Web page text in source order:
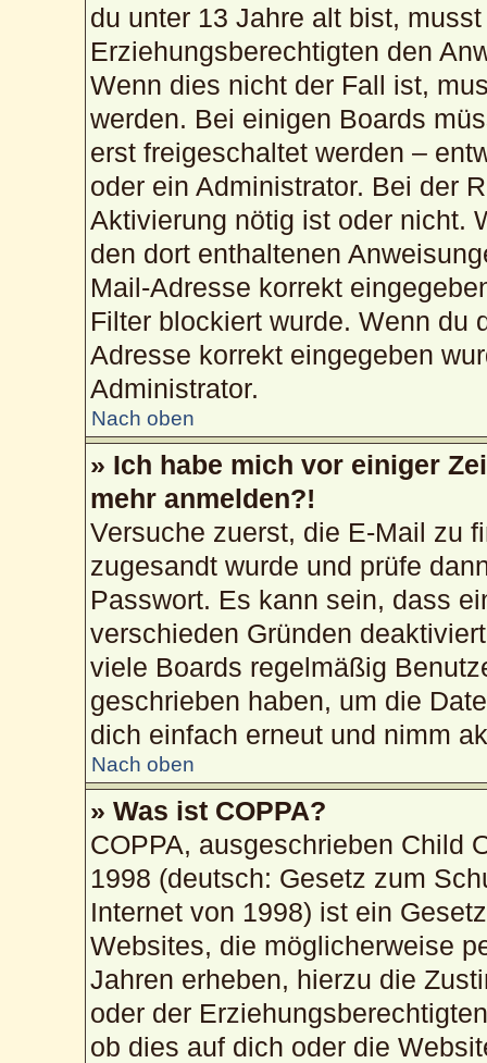
du unter 13 Jahre alt bist,
Erziehungsberechtigten den
Wenn dies nicht der Fall ist,
werden. Bei einigen Boards
erst freigeschaltet werden –
oder ein Administrator. Bei der
Aktivierung nötig ist oder nicht.
den dort enthaltenen
Mail-Adresse korrekt
Filter blockiert wurde. Wenn du
Adresse korrekt eingegeben
Administrator.
Nach oben
» Ich habe mich vor einiger
mehr anmelden?!
Versuche zuerst, die E-Mail zu
zugesandt wurde und prüfe
Passwort. Es kann sein, dass
verschieden Gründen
viele Boards regelmäßig
geschrieben haben, um die
dich einfach erneut und nimm
Nach oben
» Was ist COPPA?
COPPA, ausgeschrieben Child
1998 (deutsch: Gesetz zum
Internet von 1998) ist ein
Websites, die möglicherweise
Jahren erheben, hierzu die
oder der
ob dies auf dich oder die